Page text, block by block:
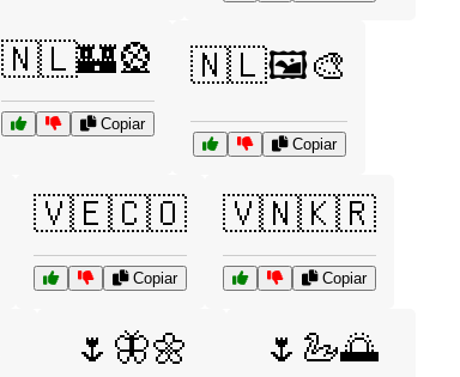
🇳🇱🏰🎡
Copiar
🇳🇱🖼️🎨
Copiar
🇻🇪🇨🇴
Copiar
🇻🇳🇰🇷
Copiar
🌷🦋🌼 🌷🦢🌅